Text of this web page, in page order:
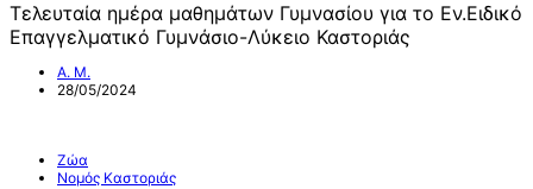
Τελευταία ημέρα μαθημάτων Γυμνασίου για το Εν.Ειδικό
Επαγγελματικό Γυμνάσιο-Λύκειο Καστοριάς
Α. Μ.
28/05/2024
Ζώα
Νομός Καστοριάς